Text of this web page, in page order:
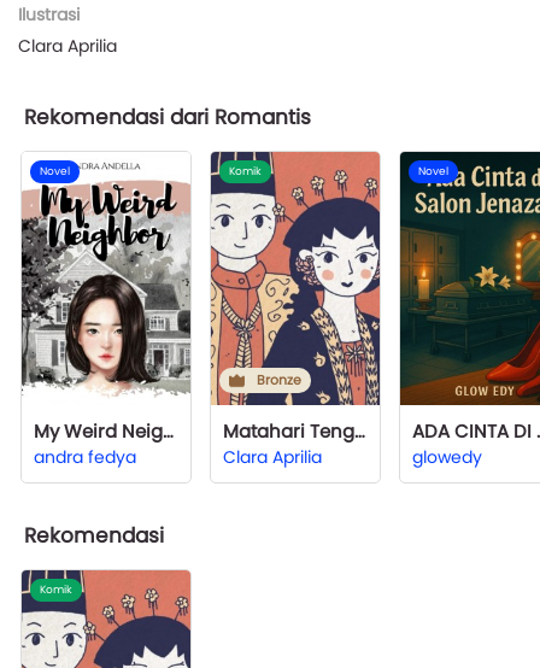
Ilustrasi
Clara Aprilia
Rekomendasi dari Romantis
Novel
My Weird Neighbor
andra fedya
Komik
Bronze
Matahari Tengah Malam
Clara Aprilia
Novel
ADA
glowedy
Rekomendasi
Komik